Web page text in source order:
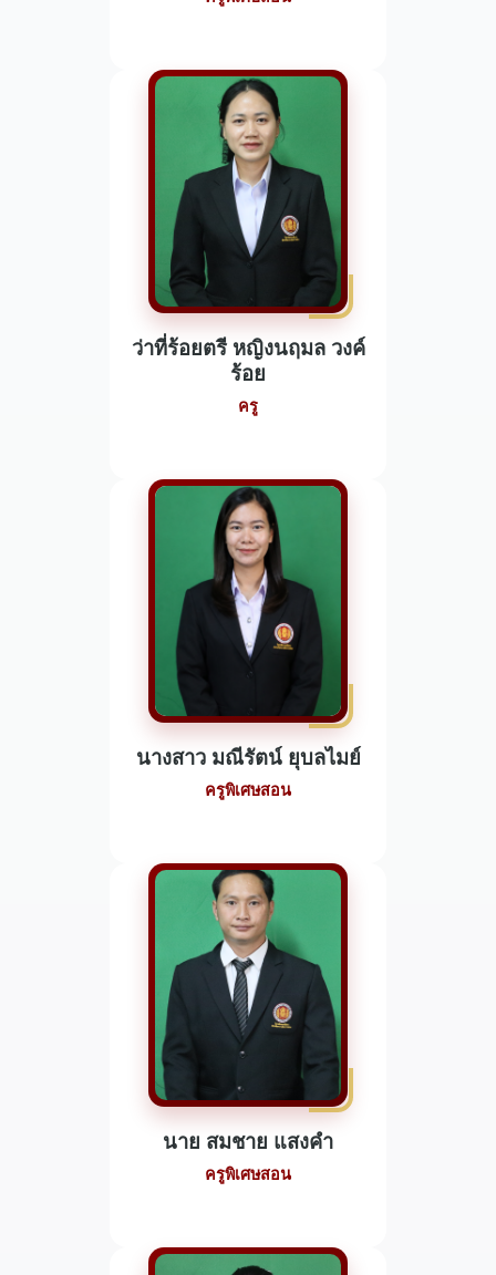
ว่าที่ร้อยตรี หญิงนฤมล วงค์
ร้อย
ครู
นางสาว มณีรัตน์ ยุบลไมย์
ครูพิเศษสอน
นาย สมชาย แสงคำ
ครูพิเศษสอน